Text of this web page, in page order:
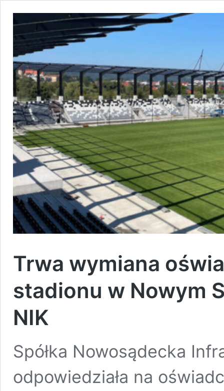
Trwa wymiana
stadionu w Nowym
NIK
Spółka Nowosądecka
odpowiedziała na